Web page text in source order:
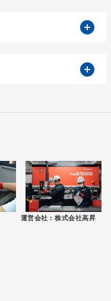
運営会社 : 株式会社高昇